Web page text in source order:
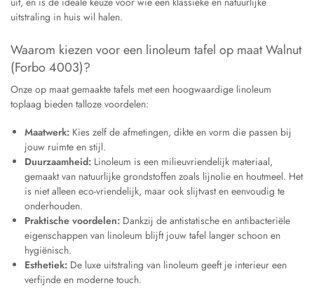
uitstraling in huis wil halen.
Waarom kiezen voor een linoleum tafel op maat Walnut
(Forbo 4003)?
Onze op maat gemaakte tafels met een hoogwaardige linoleum
toplaag bieden talloze voordelen:
Maatwerk: Kies zelf de afmetingen, dikte en vorm die passen bij
jouw ruimte en stijl.
Duurzaamheid: Linoleum is een milieuvriendelijk materiaal,
gemaakt van natuurlijke grondstoffen zoals lijnolie en houtmeel. Het
is niet alleen eco-vriendelijk, maar ook slijtvast en eenvoudig te
onderhouden.
Praktische voordelen: Dankzij de antistatische en antibacteriële
eigenschappen van linoleum blijft jouw tafel langer schoon en
hygiënisch.
Esthetiek: De luxe uitstraling van linoleum geeft je interieur een
verfijnde en moderne touch.